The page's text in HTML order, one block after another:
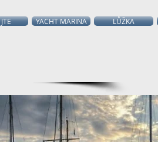
YACHT MARINA LŮŽKA